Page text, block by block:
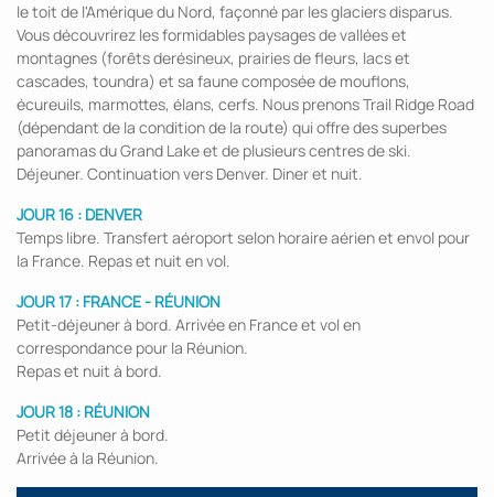
le toit de l'Amérique du Nord, façonné par les glaciers disparus.
Vous découvrirez les formidables paysages de vallées et
montagnes (forêts derésineux, prairies de fleurs, lacs et
cascades, toundra) et sa faune composée de mouflons,
écureuils, marmottes, élans, cerfs. Nous prenons Trail Ridge Road
(dépendant de la condition de la route) qui offre des superbes
panoramas du Grand Lake et de plusieurs centres de ski.
Déjeuner. Continuation vers Denver. Diner et nuit.
JOUR 16 : DENVER
Temps libre. Transfert aéroport selon horaire aérien et envol pour
la France. Repas et nuit en vol.
JOUR 17 : FRANCE - RÉUNION
Petit-déjeuner à bord. Arrivée en France et vol en
correspondance pour la Réunion.
Repas et nuit à bord.
JOUR 18 : RÉUNION
Petit déjeuner à bord.
Arrivée à la Réunion.